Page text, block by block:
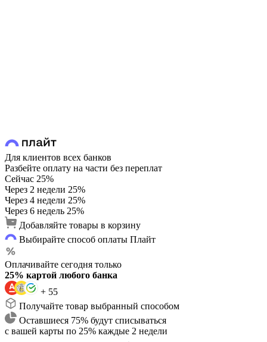
Для клиентов всех банков
Разбейте оплату на части без переплат
Сейчас 25%
Через 2 недели 25%
Через 4 недели 25%
Через 6 недель 25%
Добавляйте товары в корзину
Выбирайте способ оплаты Плайт
Оплачивайте сегодня только
25% картой любого банка
+ 55
Получайте товар выбранный способом
Оставшиеся 75% будут списываться
с вашей карты по 25% каждые 2 недели